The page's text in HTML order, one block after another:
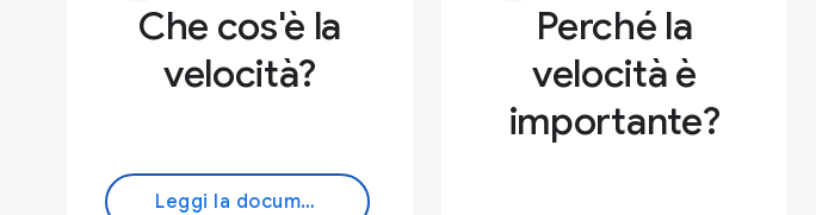
Che cos'è la
velocità?
Leggi la documentazione
Perché la
velocità è
importante?